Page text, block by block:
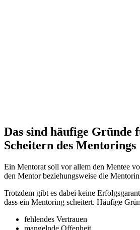
Das sind häufige Gründe
Scheitern des Mentorings
Ein Mentorat soll vor allem den Mentee
den Mentor beziehungsweise die
Trotzdem gibt es dabei keine
dass ein Mentoring scheitert. Häufige
fehlendes Vertrauen